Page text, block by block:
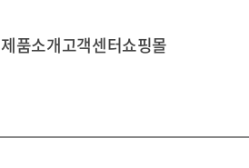
제품소개고객센터쇼핑몰